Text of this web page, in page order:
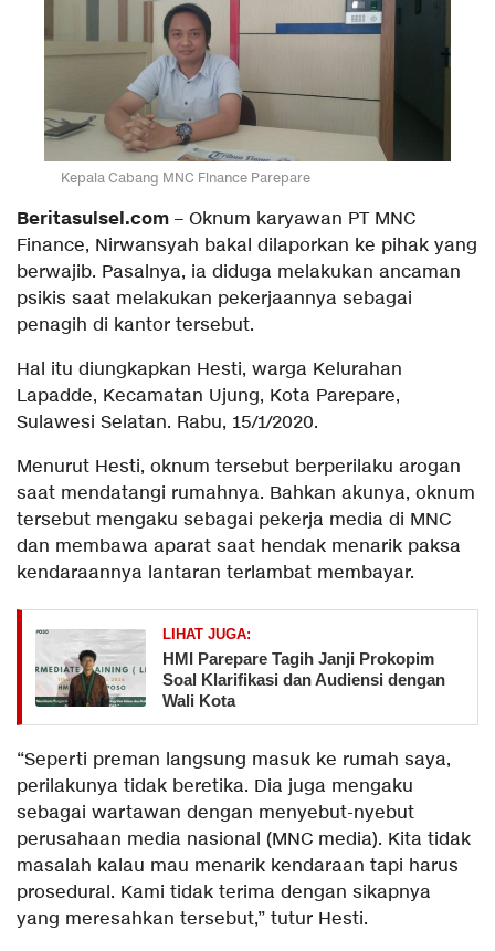
Kepala Cabang MNC Finance Parepare
Beritasulsel.com – Oknum karyawan PT MNC
Finance, Nirwansyah bakal dilaporkan ke pihak yang
berwajib. Pasalnya, ia diduga melakukan ancaman
psikis saat melakukan pekerjaannya sebagai
penagih di kantor tersebut.
Hal itu diungkapkan Hesti, warga Kelurahan
Lapadde, Kecamatan Ujung, Kota Parepare,
Sulawesi Selatan. Rabu, 15/1/2020.
Menurut Hesti, oknum tersebut berperilaku arogan
saat mendatangi rumahnya. Bahkan akunya, oknum
tersebut mengaku sebagai pekerja media di MNC
dan membawa aparat saat hendak menarik paksa
kendaraannya lantaran terlambat membayar.
LIHAT JUGA:
HMI Parepare Tagih Janji Prokopim
Soal Klarifikasi dan Audiensi dengan
Wali Kota
“Seperti preman langsung masuk ke rumah saya,
perilakunya tidak beretika. Dia juga mengaku
sebagai wartawan dengan menyebut-nyebut
perusahaan media nasional (MNC media). Kita tidak
masalah kalau mau menarik kendaraan tapi harus
prosedural. Kami tidak terima dengan sikapnya
yang meresahkan tersebut,” tutur Hesti.